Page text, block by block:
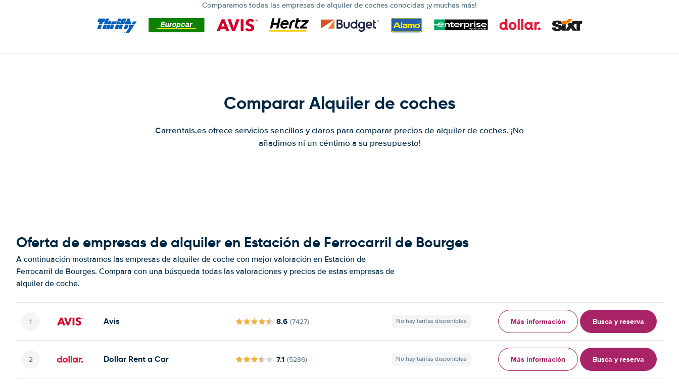
Comparamos todas las empresas de alquiler de coches conocidas ¡y muchas más!
Comparar Alquiler de coches
Carrentals.es ofrece servicios sencillos y claros para comparar precios de alquiler de coches. ¡No
añadimos ni un céntimo a su presupuesto!
Oferta de empresas de alquiler en Estación de Ferrocarril de Bourges
A continuación mostramos las empresas de alquiler de coche con mejor valoración en Estación de
Ferrocarril de Bourges. Compara con una búsqueda todas las valoraciones y precios de estas empresas de
alquiler de coche.
Avis 8.6 (7427) No hay tarifas disponibles Más información Busca y reserva
Dollar Rent a Car 7.1 (5286) No hay tarifas disponibles Más información Busca y reserva